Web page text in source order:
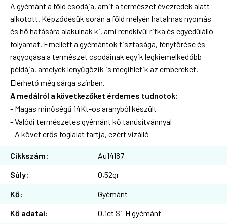
A gyémánt a föld csodája, amit a természet évezredek alatt
alkotott. Képződésük során a föld mélyén hatalmas nyomás
és hő hatására alakulnak ki, ami rendkívül ritka és egyedülálló
folyamat. Emellett a gyémántok tisztasága, fénytörése és
ragyogása a természet csodáinak egyik legkiemelkedőbb
példája, amelyek lenyűgözik is megihletik az embereket.
Elérhető még sárga színben.
A medálról a következőket érdemes tudnotok:
- Magas minőségű 14Kt-os aranyból készült
- Valódi természetes gyémánt kő tanúsítvánnyal
- A követ erős foglalat tartja, ezért vízálló
Cikkszám:
Au14187
Súly:
0,52gr
Kő:
Gyémánt
Kő adatai:
0,1ct Si-H gyémánt